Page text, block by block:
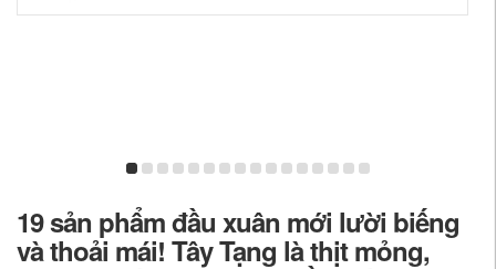
19 sản phẩm đầu xuân mới lười biếng
và thoải mái! Tây Tạng là thịt mỏng,